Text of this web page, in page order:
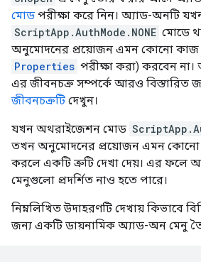
মোড পরীক্ষা করে নিন। অ্যাড-অনটি
ScriptApp.AuthMode.NONE মোডে
অনুমোদনের প্রয়োজন এমন কোনো কাজ
Properties পরীক্ষা করা) করবেন
এর জীবনচক্র সম্পর্কে আরও বিস্তারিত
জীবনচক্রটি দেখুন।
যখন অথরাইজেশন মোড
তখন অনুমোদনের প্রয়োজন এমন কোনো
করলে একটি ত্রুটি দেখা দেয়। এর
মেনুগুলো প্রদর্শিত নাও হতে পারে।
নিম্নলিখিত উদাহরণটি দেখায় কিভাবে
জন্য একটি ডায়নামিক অ্যাড-অন মেনু